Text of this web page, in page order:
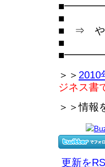
■
■ ⇒ やり
■
＞＞ 2010
ジネス書
＞＞情報
更新を